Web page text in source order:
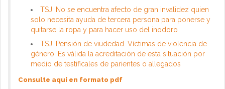
TSJ. No se encuentra afecto de gran invalidez quien
solo necesita ayuda de tercera persona para ponerse y
quitarse la ropa y para hacer uso del inodoro
TSJ. Pensión de viudedad. Víctimas de violencia de
género. Es válida la acreditación de esta situación por
medio de testificales de parientes o allegados
Consulte aquí en formato pdf